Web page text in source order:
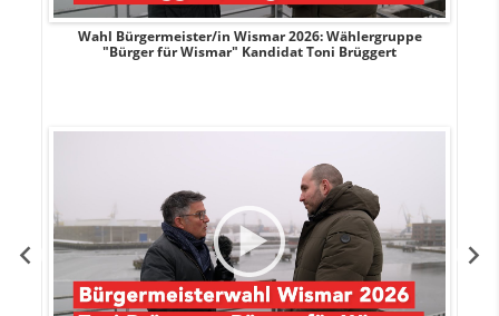
Wahl Bürgermeister/in Wismar 2026: Wählergruppe
"Bürger für Wismar" Kandidat Toni Brüggert